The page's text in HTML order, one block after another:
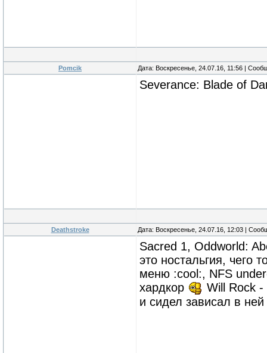
Pomcik Дата: Воскресенье, 24.07.16, 11:56 |
Severance: Blade of
Deathstroke Дата: Воскресенье, 24.07.16, 12:03 |
Sacred 1, Oddworld:
это ностальгия, чего
меню :cool:, NFS
хардкор
Will Rock -
и сидел зависал в ней